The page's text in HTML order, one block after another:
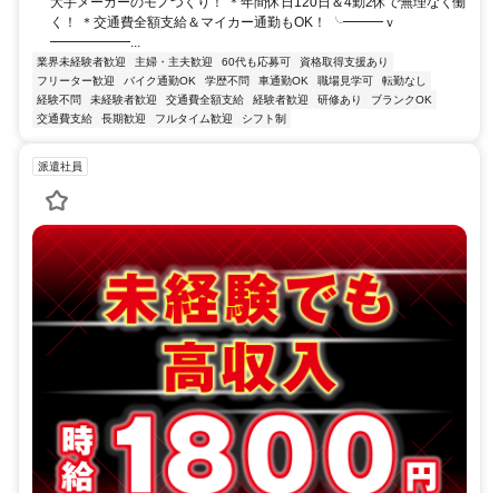
く！ ＊交通費全額支給＆マイカー通勤もOK！ ╰━━━ｖ
━━━━━━...
業界未経験者歓迎 主婦・主夫歓迎 60代も応募可
資格取得支援あり
フリーター歓迎
バイク通勤OK 学歴不問 車通勤OK 職場見学可
転勤なし
経験不問
未経験者歓迎 交通費全額支給 経験者歓迎 研修あり
ブランクOK
交通費支給
長期歓迎 フルタイム歓迎 シフト制
派遣社員